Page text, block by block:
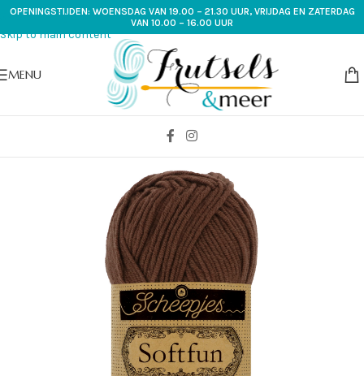
Skip to navigation
Skip to main content
OPENINGSTIJDEN: WOENSDAG VAN 19.00 – 21.30 UUR, VRIJDAG EN ZATERDAG
VAN 10.00 – 16.00 UUR
MENU